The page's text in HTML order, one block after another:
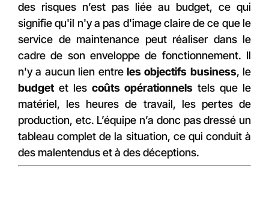
des risques n’est pas liée au budget, ce qui
signifie qu'il n'y a pas d'image claire de ce que le
service de maintenance peut réaliser dans le
cadre de son enveloppe de fonctionnement. Il
n'y a aucun lien entre les objectifs business, le
budget et les coûts opérationnels tels que le
matériel, les heures de travail, les pertes de
production, etc. L’équipe n’a donc pas dressé un
tableau complet de la situation, ce qui conduit à
des malentendus et à des déceptions.